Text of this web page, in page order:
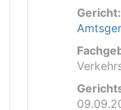
Gericht: